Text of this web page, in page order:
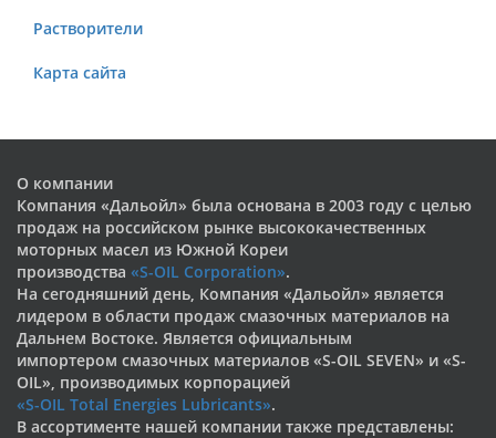
Растворители
Карта сайта
О компании
Компания «Дальойл» была основана в 2003 году с целью
продаж на российском рынке высококачественных
моторных масел из Южной Кореи
производства «S-OIL Corporation».
На сегодняшний день, Компания «Дальойл» является
лидером в области продаж смазочных материалов на
Дальнем Востоке. Является официальным
импортером смазочных материалов «S-OIL SEVEN» и «S-
OIL», производимых корпорацией
«S-OIL Total Energies Lubricants».
В ассортименте нашей компании также представлены: